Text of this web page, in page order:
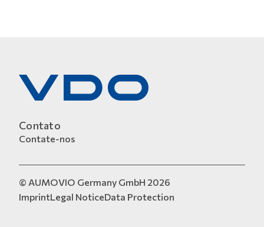
Contato
Contate-nos
© AUMOVIO Germany GmbH 2026
ImprintLegal NoticeData Protection